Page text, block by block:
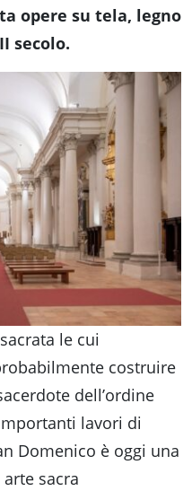
opere su tela, legno
secolo.
le cui
costruire
dell’ordine
lavori di
Domenico è oggi una
sacra